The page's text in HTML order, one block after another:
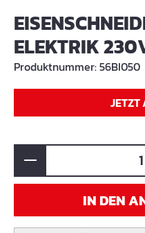
ELEKTRIK
Produktnummer:56BI050
JETZT
IN DEN